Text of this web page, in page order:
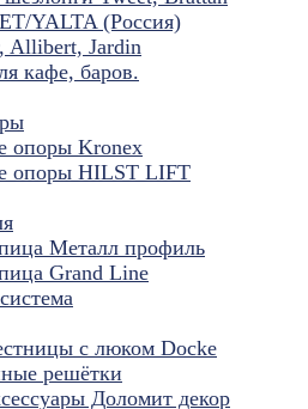
YALTA (Россия)
Allibert, Jardin
кафе, баров.
опоры Kronex
опоры HILST LIFT
Металл профиль
Grand Line
с люком Docke
решётки
Доломит декор